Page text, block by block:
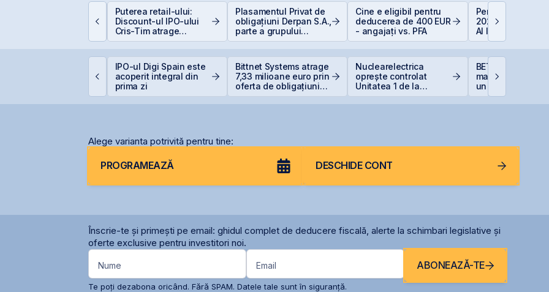
Puterea retail-ului:
Discount-ul IPO-ului
Cris-Tim atrage
subscrieri de peste 2
a companiei
Plasamentul Privat de
obligațiuni Derpan S.A.,
parte a grupului
Golden Foods Snacks,
Cine e eligibil pentru
deducerea de 400 EUR
- angajați vs. PFA
Perspective
2026: De la
AI la Noua
Economică
IPO-ul Digi Spain este
acoperit integral din
prima zi
Bittnet Systems atrage
7,33 milioane euro prin
oferta de obligațiuni
Nuclearelectrica
oprește controlat
Unitatea 1 de la
BET atinge un
maxim istoric la
un avans de
la începutul
Alege varianta potrivită pentru tine:
PROGRAMEAZĂ DESCHIDE CONT
Înscrie-te și primești pe email: ghidul complet de deducere fiscală, alerte la schimbari legislative și
oferte exclusive pentru investitori noi.
Nume Email ABONEAZĂ-TE
Te poți dezabona oricând. Fără SPAM. Datele tale sunt în siguranță.